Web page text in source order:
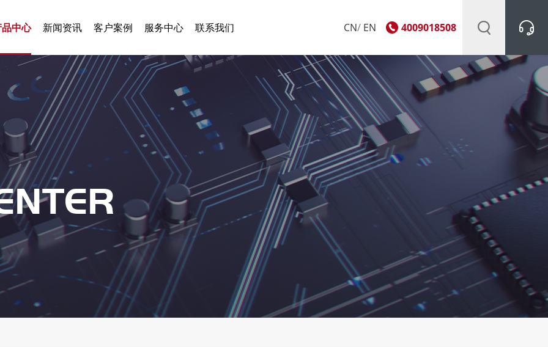
中心 新闻资讯 客户案例 服务中心 联系我们 CN/ EN 4009018508